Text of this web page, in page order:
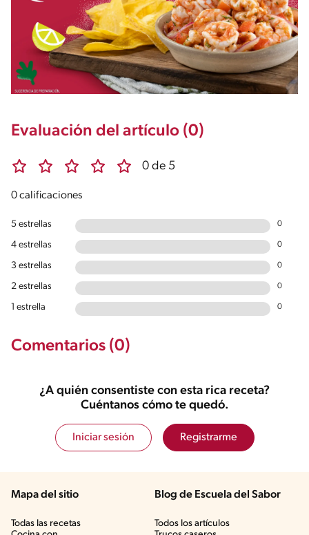
Evaluación del artículo (0)
0 de 5
0 calificaciones
5 estrellas 0
4 estrellas 0
3 estrellas 0
2 estrellas 0
1 estrella 0
Comentarios (0)
¿A quién consentiste con esta rica receta?
Cuéntanos cómo te quedó.
Iniciar sesión Registrarme
Mapa del sitio
Todas las recetas
Blog de Escuela del Sabor
Todos los artículos